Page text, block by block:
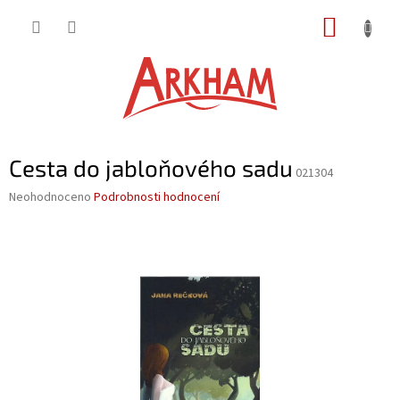
Cesta do jabloňového sadu 021304
Průměrné
Neohodnoceno Podrobnosti hodnocení